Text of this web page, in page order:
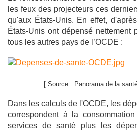
les feux des projecteurs ces
qu'aux États-Unis. En effet,
États-Unis ont dépensé nettement
tous les autres pays de l’OCDE :
[ Source : Panorama de la
Dans les calculs de l'OCDE, les
correspondent à la
services de santé plus les